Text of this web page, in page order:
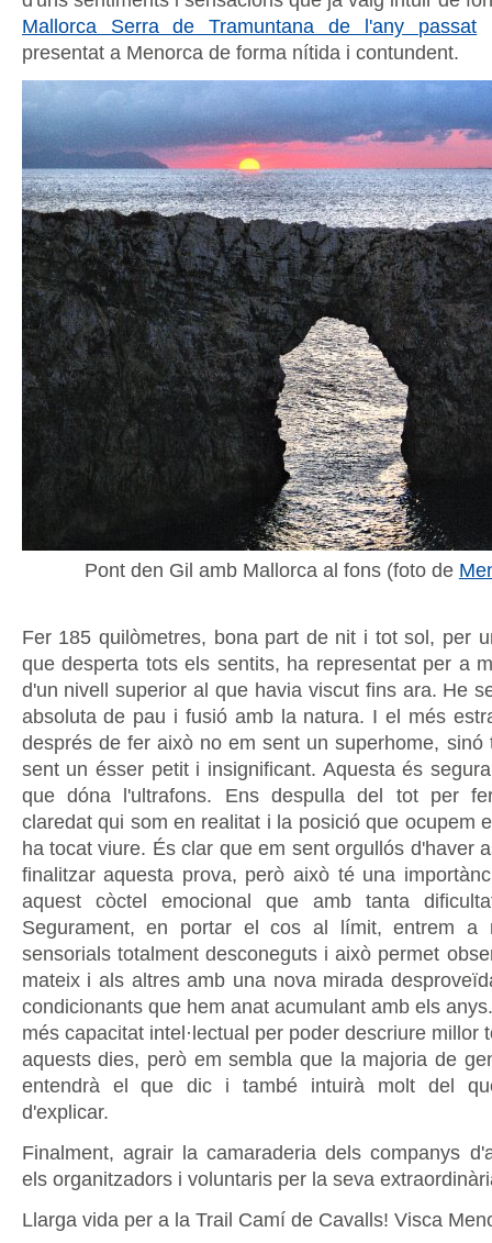
Mallorca Serra de Tramuntana de l'any passat
presentat a Menorca de forma nítida i contundent.
Pont den Gil amb Mallorca al fons (foto de
Fer 185 quilòmetres, bona part de nit i tot sol, per
que desperta tots els sentits, ha representat per a
d'un nivell superior al que havia viscut fins ara. He
absoluta de pau i fusió amb la natura. I el més
després de fer això no em sent un superhome, sinó
sent un ésser petit i insignificant. Aquesta és
que dóna l'ultrafons. Ens despulla del tot per
claredat qui som en realitat i la posició que ocupem
ha tocat viure. És clar que em sent orgullós d'haver
finalitzar aquesta prova, però això té una
aquest còctel emocional que amb tanta
Segurament, en portar el cos al límit, entrem a
sensorials totalment desconeguts i això permet
mateix i als altres amb una nova mirada
condicionants que hem anat acumulant amb els
més capacitat intel·lectual per poder descriure millor
aquests dies, però em sembla que la majoria de
entendrà el que dic i també intuirà molt del
d'explicar.
Finalment, agrair la camaraderia dels companys
els organitzadors i voluntaris per la seva
Llarga vida per a la Trail Camí de Cavalls! Visca